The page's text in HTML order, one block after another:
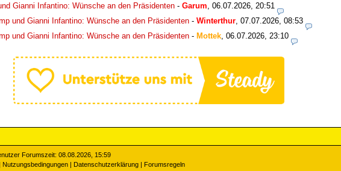
Gianni Infantino: Wünsche an den Präsidenten - Garum 06.07.2026, 20:51
und Gianni Infantino: Wünsche an den Präsidenten - Winterthur 07.07.2026, 08:53
und Gianni Infantino: Wünsche an den Präsidenten - Mottek 06.07.2026, 23:10
Forumszeit: 08.08.2026, 15:59
Nutzungsbedingungen Datenschutzerklärung Forumsregeln